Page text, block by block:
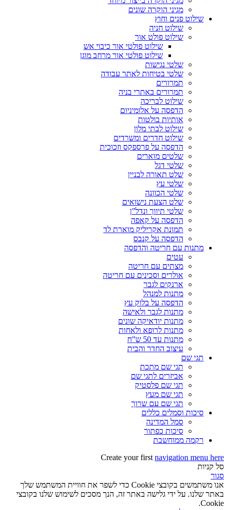
מגיני הוקרה שונים
שילוט פנים וחוץ
שילוט חניה
שילוט פולט אור
שילוט פולטי אור כיבוי אש
שילוט פולטי אור מרחב מוגן
שלטי נגישות
שלטי בטיחות לאתר עבודה
תמרורים
תמרורים באתרי בניה
שילוט לבריכה
הדפסה על אלומיניום
אותיות בולטות
שילוט לבתי מלון
שילוט חדרים ומשרדים
הדפסה על פרספקס וזכוכית
שלטים מוארים
שלטי דגל
שלט תאורה לבניין
שלטי עץ
שלטי הכוונה
שלט הצעת נישואים
שלטי תיווך ונדל”ן
הדפסה על קאפה
תמונת אקריליק מוארת לד
הדפסה על קנבס
מתנות עם חריטה והדפסה
עטים
מצתים עם חריטה
אולרים וסכינים עם חריטה
ארנקים לגבר
מתנות למנהל
הדפסה על בלוק עץ
מתנות לגבר ולאישה
מתנות יודאיקה שונים
מתנות לרופא ולאחות
מתנות עד 50 ש”ח
עיצוב החדר והבית
תגי שם
תגי שם מתכת
אביזרים לתגי שם
תגי שם פלסטיק
תגי שם מעץ
תגי שם עם שרוך
סיכות וסמלים כללים
סמל המדינה
סיכות כפתור
רקמה ממוחשבת
Create your first navigation menu here
סל קניות
סגור
אנו משתמשים בקובצי Cookie כדי לשפר את חוויית המשתמש שלך
באתר שלנו. על ידי גלישה באתר זה, הנך מסכים לשימוש שלנו בקובצי
Cookie.